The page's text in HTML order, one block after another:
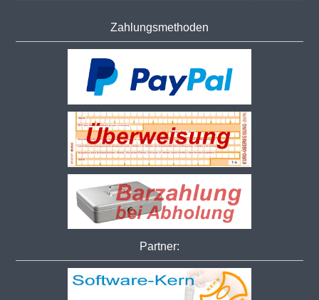
Zahlungsmethoden
Partner: